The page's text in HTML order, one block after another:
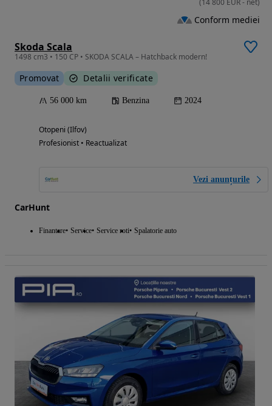
Skoda Scala
1498 cm3 • 150 CP • SKODA SCALA – Hatchback modern!
Promovat Detalii verificate
56 000 km Benzina 2024
Otopeni (Ilfov)
Profesionist • Reactualizat
Vezi anunțurile
CarHunt
Finantare Service Service roti Spalatorie auto
(14 800 EUR- net)
Conform mediei